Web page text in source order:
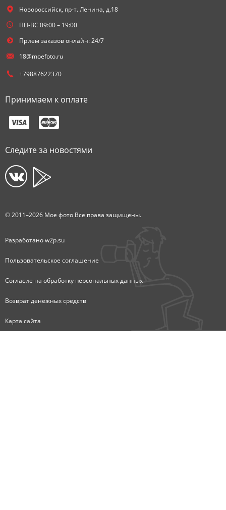
Новороссийск, пр-т. Ленина, д.18
ПН-ВС 09:00 – 19:00
Прием заказов онлайн: 24/7
18@moefoto.ru
+79887622370
Принимаем к оплате
Следите за новостями
© 2011–2026 Мое фото Все права защищены.
Разработаноw2p.su
Пользовательское соглашение
Согласие на обработку персональных данных
Возврат денежных средств
Карта сайта